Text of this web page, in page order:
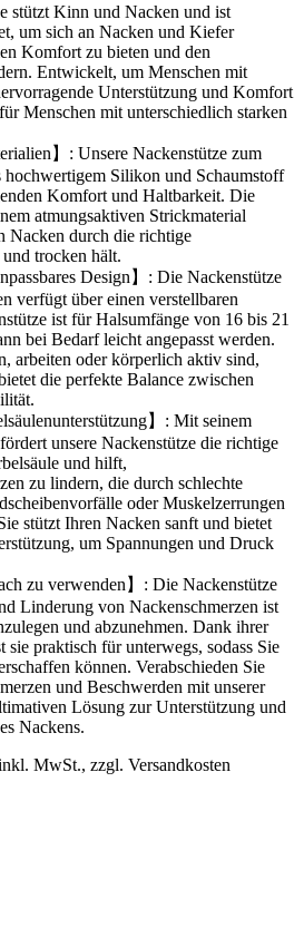
stützt Kinn und Nacken und ist
um sich an Nacken und Kiefer
Komfort zu bieten und den
Entwickelt, um Menschen mit
Unterstützung und Komfort
Menschen mit unterschiedlich starken
】: Unsere Nackenstütze zum
hochwertigem Silikon und Schaumstoff
Komfort und Haltbarkeit. Die
atmungsaktiven Strickmaterial
Nacken durch die richtige
trocken hält.
Design】: Die Nackenstütze
verfügt über einen verstellbaren
ist für Halsumfänge von 16 bis 21
bei Bedarf leicht angepasst werden.
arbeiten oder körperlich aktiv sind,
die perfekte Balance zwischen
】: Mit seinem
unsere Nackenstütze die richtige
und hilft,
zu lindern, die durch schlechte
oder Muskelzerrungen
stützt Ihren Nacken sanft und bietet
um Spannungen und Druck
zu verwenden】: Die Nackenstütze
Linderung von Nackenschmerzen ist
und abzunehmen. Dank ihrer
sie praktisch für unterwegs, sodass Sie
können. Verabschieden Sie
und Beschwerden mit unserer
Lösung zur Unterstützung und
Nackens.
MwSt., zzgl. Versandkosten